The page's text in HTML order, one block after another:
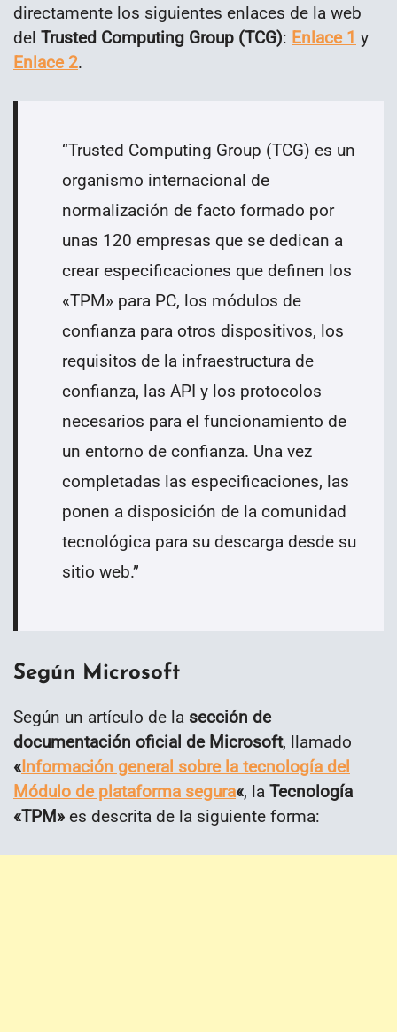
directamente los siguientes enlaces de la web
del Trusted Computing Group (TCG): Enlace 1 y
Enlace 2.
“Trusted Computing Group (TCG) es un
organismo internacional de
normalización de facto formado por
unas 120 empresas que se dedican a
crear especificaciones que definen los
«TPM» para PC, los módulos de
confianza para otros dispositivos, los
requisitos de la infraestructura de
confianza, las API y los protocolos
necesarios para el funcionamiento de
un entorno de confianza. Una vez
completadas las especificaciones, las
ponen a disposición de la comunidad
tecnológica para su descarga desde su
sitio web.”
Según Microsoft
Según un artículo de la sección de
documentación oficial de Microsoft, llamado
«Información general sobre la tecnología del
Módulo de plataforma segura«, la Tecnología
«TPM» es descrita de la siguiente forma: